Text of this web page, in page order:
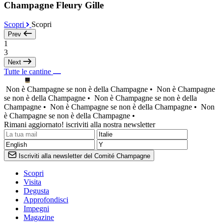
Champagne Fleury Gille
Scopri Scopri
Prev
1
3
Next
Tutte le cantine
Non è Champagne se non è della Champagne • Non è Champagne
se non è della Champagne • Non è Champagne se non è della
Champagne • Non è Champagne se non è della Champagne • Non
è Champagne se non è della Champagne •
Rimani aggiornato! iscriviti alla nostra newsletter
Iscriviti alla newsletter del Comité Champagne
Scopri
Visita
Degusta
Approfondisci
Impegni
Magazine